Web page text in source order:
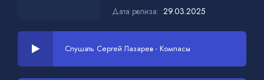
Дата релиза: 29.03.2025
Слушать Сергей Лазарев - Компасы